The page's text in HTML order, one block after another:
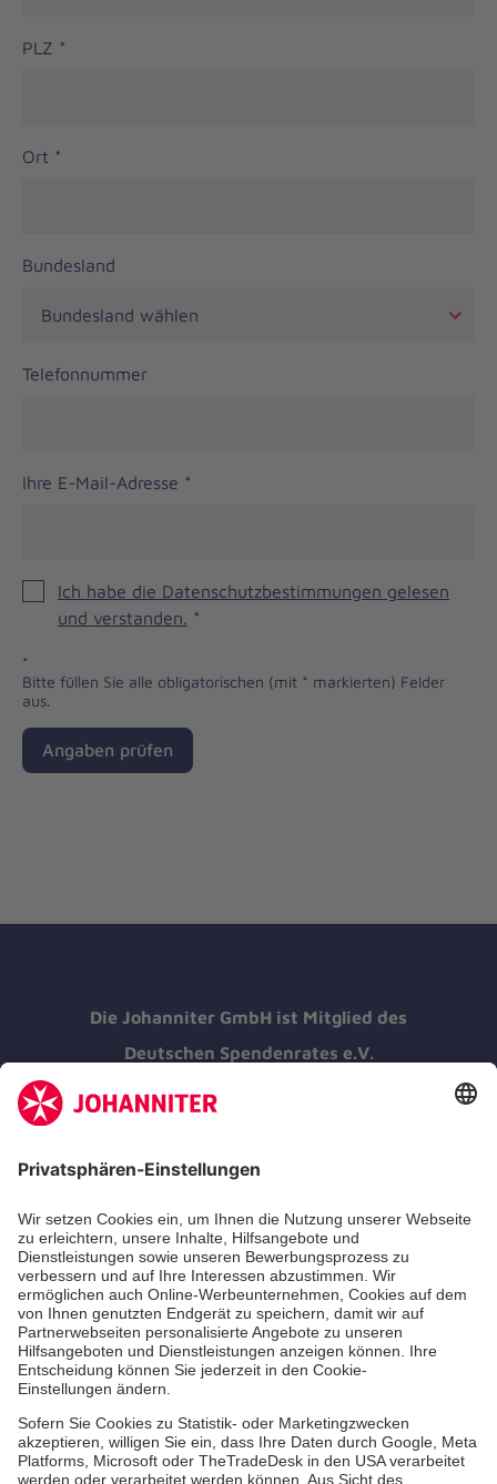
PLZ *
Ort *
Bundesland
Telefonnummer
Ihre E-Mail-Adresse *
Ich habe die Datenschutzbestimmungen gelesen
und verstanden. *
*
Bitte füllen Sie alle obligatorischen (mit * markierten) Felder
aus.
Angaben prüfen
Die Johanniter GmbH ist Mitglied des
Deutschen Spendenrates e.V.
Kununu Top Company 2026
Johanniter-Krankenhaus Treuenbrietzen
Johanniter Medizinisches Versorgungszentrum
Treuenbrietzen GmbH